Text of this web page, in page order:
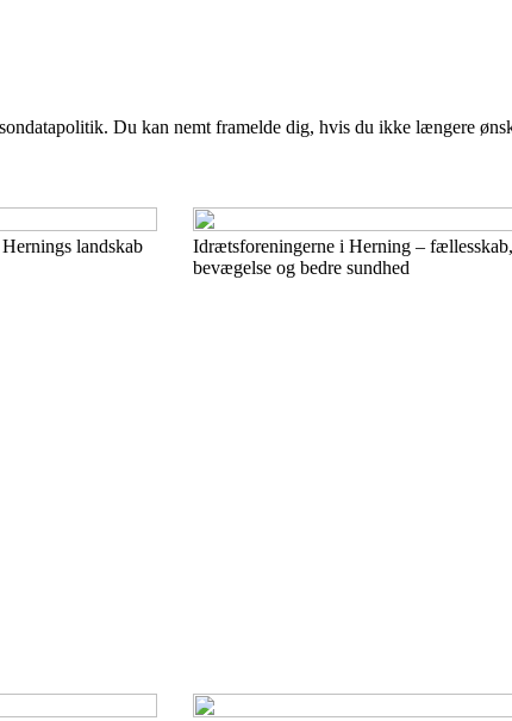
Du kan nemt framelde dig, hvis du ikke længere
landskab
Idrætsforeningerne i Herning – fællesskab,
bevægelse og bedre sundhed